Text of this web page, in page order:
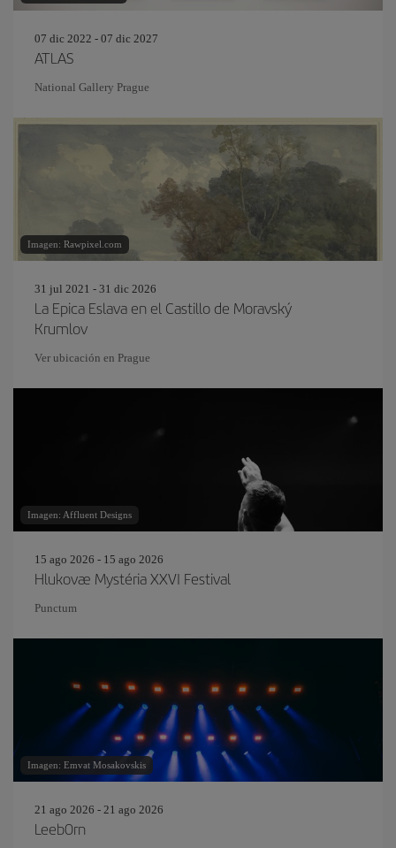
07 dic 2022 - 07 dic 2027
ATLAS
National Gallery Prague
Imagen: Rawpixel.com
31 jul 2021 - 31 dic 2026
La Epica Eslava en el Castillo de Moravský
Krumlov
Ver ubicación en Prague
Imagen: Affluent Designs
15 ago 2026 - 15 ago 2026
Hlukovæ Mystéria XXVI Festival
Punctum
Imagen: Emvat Mosakovskis
21 ago 2026 - 21 ago 2026
Leeb0rn